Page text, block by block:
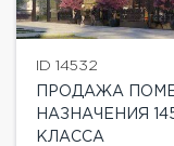
ID 14532
ПРОДАЖА
НАЗНАЧЕНИЯ
КЛАССА